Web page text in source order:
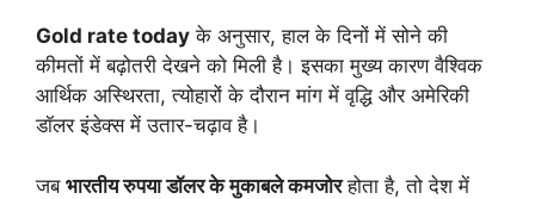
Gold rate today के अनुसार, हाल के दिनों में सोने की
कीमतों में बढ़ोतरी देखने को मिली है। इसका मुख्य कारण वैश्विक
आर्थिक अस्थिरता, त्योहारों के दौरान मांग में वृद्धि और अमेरिकी
डॉलर इंडेक्स में उतार-चढ़ाव है।
जब भारतीय रुपया डॉलर के मुकाबले कमजोरहोता है, तो देश में